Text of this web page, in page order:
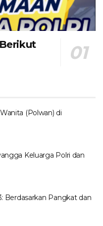
(Polwan) di
Keluarga Polri dan
Berdasarkan Pangkat dan